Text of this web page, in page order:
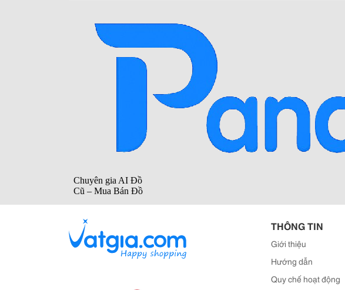
THÔNG TIN
Giới thiệu
Hướng dẫn
Quy chế hoạt động